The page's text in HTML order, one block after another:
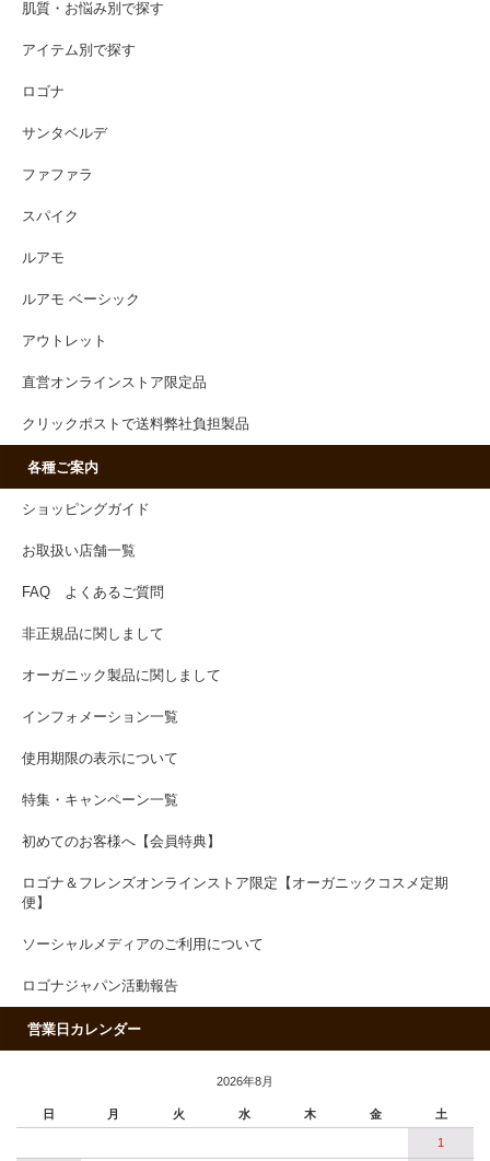
肌質・お悩み別で探す
アイテム別で探す
ロゴナ
サンタベルデ
ファファラ
スパイク
ルアモ
ルアモ ベーシック
アウトレット
直営オンラインストア限定品
クリックポストで送料弊社負担製品
各種ご案内
ショッピングガイド
お取扱い店舗一覧
FAQ よくあるご質問
非正規品に関しまして
オーガニック製品に関しまして
インフォメーション一覧
使用期限の表示について
特集・キャンペーン一覧
初めてのお客様へ【会員特典】
ロゴナ＆フレンズオンラインストア限定【オーガニックコスメ定期
便】
ソーシャルメディアのご利用について
ロゴナジャパン活動報告
営業日カレンダー
2026年8月
日 月 火 水 木 金 土
1